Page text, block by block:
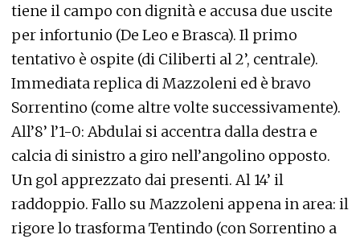
tiene il campo con dignità e accusa due uscite
per infortunio (De Leo e Brasca). Il primo
tentativo è ospite (di Ciliberti al 2’, centrale).
Immediata replica di Mazzoleni ed è bravo
Sorrentino (come altre volte successivamente).
All’8’ l’1-0: Abdulai si accentra dalla destra e
calcia di sinistro a giro nell’angolino opposto.
Un gol apprezzato dai presenti. Al 14’ il
raddoppio. Fallo su Mazzoleni appena in area: il
rigore lo trasforma Tentindo (con Sorrentino a